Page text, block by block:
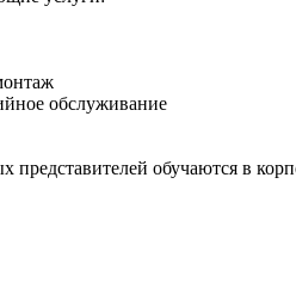
обслуживание
представителей обучаются в